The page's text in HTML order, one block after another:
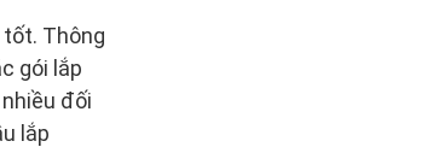
Thông
gói lắp
đối
lắp